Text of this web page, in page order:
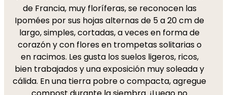
de Francia, muy floríferas, se reconocen las
Ipomées por sus hojas alternas de 5 a 20 cm de
largo, simples, cortadas, a veces en forma de
corazón y con flores en trompetas solitarias o
en racimos. Les gusta los suelos ligeros, ricos,
bien trabajados y una exposición muy soleada y
cálida. En una tierra pobre o compacta, agregue